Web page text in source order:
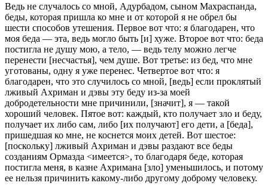
Ведь не случалось со мной, Адурбадом, сыном Махраспанда,
беды, которая пришла ко мне и от которой я не обрел бы
шести способов утешения. Первое вот что: я благодарен, что
моя беда — эта, ведь могло быть [и] хуже. Второе вот что: беда
постигла не душу мою, а тело, — ведь телу можно легче
перенести [несчастья], чем душе. Вот третье: из бед, что мне
уготованы, одну я уже перенес. Четвертое вот что: я
благодарен, что это случилось со мной, [ведь] если проклятый
лживый Ахриман и дэвы эту беду из-за моей
добродетельности мне причинили, [значит], я — такой
хороший человек. Пятое вот: каждый, кто получает зло и беду,
получает их либо сам, либо [их получают] его дети, а [беда],
пришедшая ко мне, не коснется моих детей. Вот шестое:
[поскольку] лживый Ахриман и дэвы раздают все беды
созданиям Ормазда <имеется>, то благодаря беде, которая
постигла меня, в казне Ахримана [зло] уменьшилось, и потому
ее нельзя причинить какому-либо другому доброму человеку.